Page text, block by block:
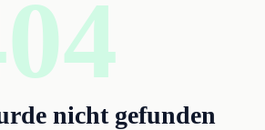
nicht gefunden